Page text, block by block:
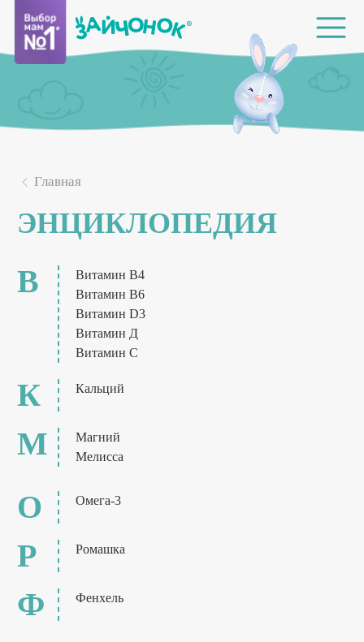
Главная
ЭНЦИКЛОПЕДИЯ
В
Витамин B4
Витамин B6
Витамин D3
Витамин Д
Витамин С
К Кальций
М
Магний
Мелисса
О Омега-3
Р Ромашка
Ф Фенхель